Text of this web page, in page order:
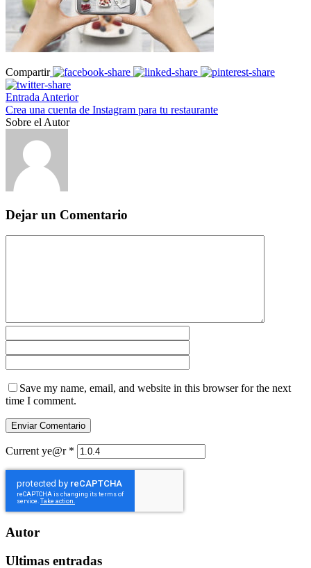
Compartir
Entrada Anterior
Crea una cuenta de Instagram para tu restaurante
Sobre el Autor
Dejar un Comentario
Save my name, email, and website in this browser for the next
time I comment.
Current ye@r *
Autor
Ultimas entradas